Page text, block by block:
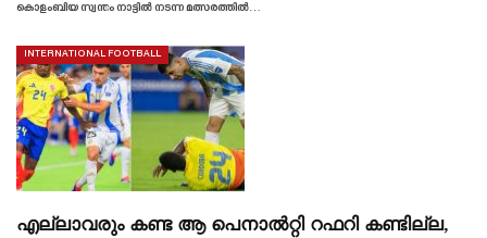
കൊളംബിയ സ്വന്തം നാട്ടിൽ നടന്ന മത്സരത്തിൽ…
INTERNATIONAL FOOTBALL
എല്ലാവരും കണ്ട ആ പെനാൽറ്റി റഫറി കണ്ടില്ല,